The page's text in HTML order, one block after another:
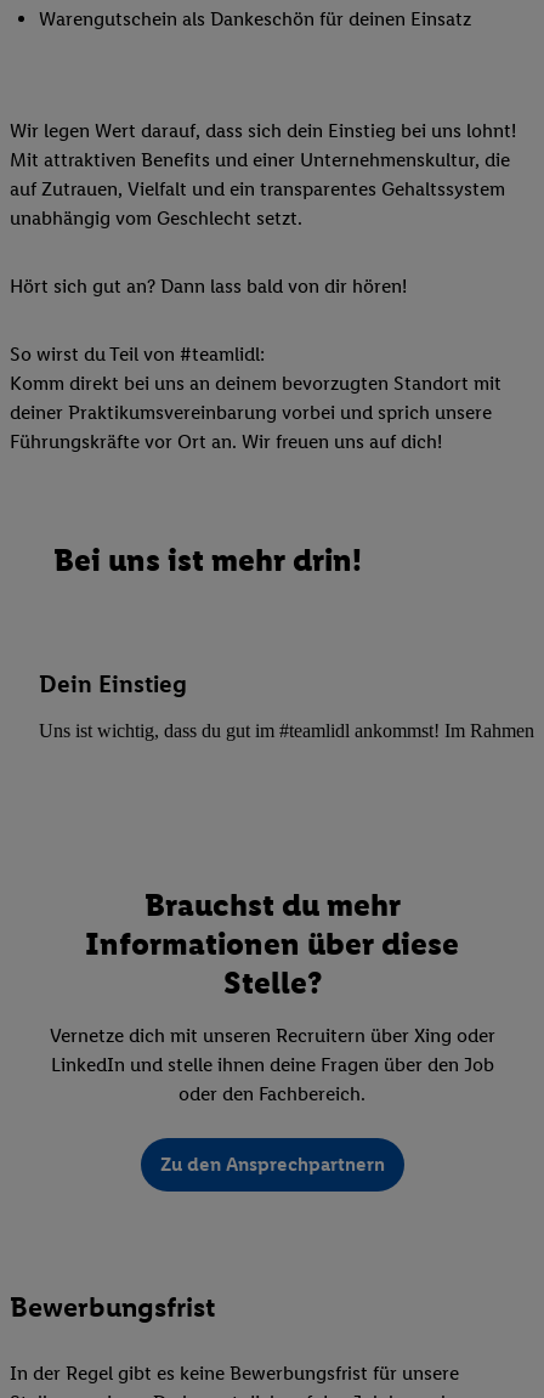
Warengutschein als Dankeschön für deinen Einsatz
Wir legen Wert darauf, dass sich dein Einstieg bei uns lohnt!
Mit attraktiven Benefits und einer Unternehmenskultur, die
auf Zutrauen, Vielfalt und ein transparentes Gehaltssystem
unabhängig vom Geschlecht setzt.
Hört sich gut an? Dann lass bald von dir hören!
So wirst du Teil von #teamlidl:
Komm direkt bei uns an deinem bevorzugten Standort mit
deiner Praktikumsvereinbarung vorbei und sprich unsere
Führungskräfte vor Ort an. Wir freuen uns auf dich!
Bei uns ist mehr drin!
Dein Einstieg
Uns ist wichtig, dass du gut im #teamlidl ankommst! Im Rahmen
Brauchst du mehr
Informationen über diese
Stelle?
Vernetze dich mit unseren Recruitern über Xing oder
LinkedIn und stelle ihnen deine Fragen über den Job
oder den Fachbereich.
Zu den Ansprechpartnern
Bewerbungsfrist
In der Regel gibt es keine Bewerbungsfrist für unsere